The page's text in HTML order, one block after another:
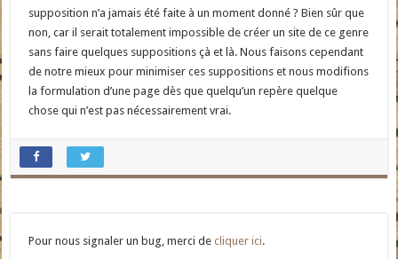
supposition n’a jamais été faite à un moment donné ? Bien sûr que
non, car il serait totalement impossible de créer un site de ce genre
sans faire quelques suppositions çà et là. Nous faisons cependant
de notre mieux pour minimiser ces suppositions et nous modifions
la formulation d’une page dès que quelqu’un repère quelque
chose qui n’est pas nécessairement vrai.
Pour nous signaler un bug, merci decliquer ici.